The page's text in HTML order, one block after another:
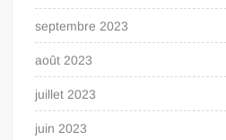
septembre 2023
août 2023
juillet 2023
juin 2023